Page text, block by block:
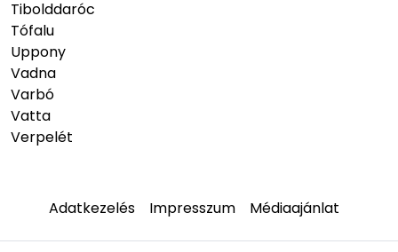
Tibolddaróc
Tófalu
Uppony
Vadna
Varbó
Vatta
Verpelét
Adatkezelés Impresszum Médiaajánlat